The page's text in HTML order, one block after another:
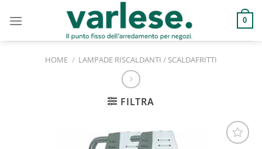
0
HOME / LAMPADE RISCALDANTI / SCALDAFRITTI
FILTRA